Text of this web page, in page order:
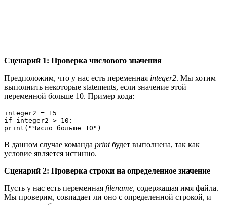
Сценарий 1: Проверка числового значения
Предположим, что у нас есть переменная integer2. Мы хотим
выполнить некоторые statements, если значение этой
переменной больше 10. Пример кода:
integer2 = 15
if integer2 > 10:
print("Число больше 10")
В данном случае команда printбудет выполнена, так как
условие является истинно.
Сценарий 2: Проверка строки на определенное значение
Пусть у нас есть переменная filename, содержащая имя файла.
Мы проверим, совпадает ли оно с определенной строкой, и